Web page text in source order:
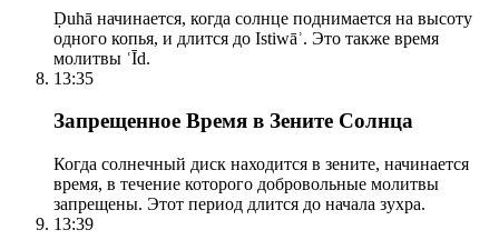
Ḍuhā начинается, когда солнце поднимается на высоту
одного копья, и длится до Istiwāʾ. Это также время
молитвы ʿĪd.
13:35
Запрещенное Время в Зените Солнца
Когда солнечный диск находится в зените, начинается
время, в течение которого добровольные молитвы
запрещены. Этот период длится до начала зухра.
13:39